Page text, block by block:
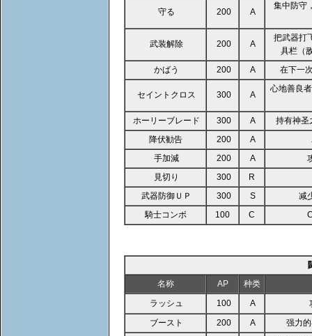
守る 200 A
集中防守
武装解除 200 A
把武器打
具栏（
かばう
200 A 在下一
セイントクロス 300 A
心地善良
ホーリーブレード 300 A
持有神圣
降伏勧告
200 A
手加減
200 A
見切り
300
R
武器防御ＵＰ
300 S
减
騎士コンボ
100 C
名称
AP
种类
ラッシュ
100 A
ブースト
200 A 强力